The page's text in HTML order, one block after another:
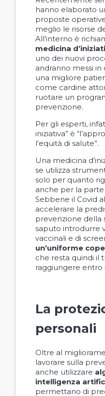
hanno elaborato
proposte
meglio le risorse
All’interno è
medicina
uno dei nuovi
andranno messi
una migliore
come cardine
ruotare un
prevenzione.
Per gli esperti,
iniziativa” è
l’equità di salute”.
Una medicina
se utilizza
solo per quanto
anche per la parte
Sebbene il Covid
accelerare la
prevenzione della
saputo introdurre
vaccinali e di
un’uniforme
che resta quindi il
raggiungere entro
La
personali
Oltre al
lavorare sulla
anche utilizzare
intelligenza
permettano di